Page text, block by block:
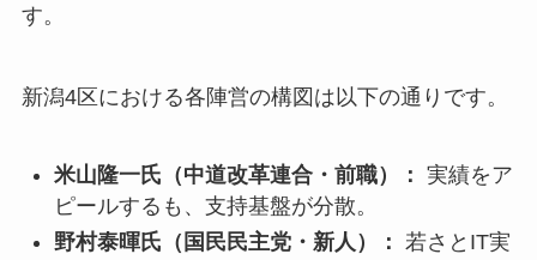
す。
新潟4区における各陣営の構図は以下の通りです。
米山隆一氏（中道改革連合・前職）： 実績をア
ピールするも、支持基盤が分散。
野村泰暉氏（国民民主党・新人）： 若さとIT実